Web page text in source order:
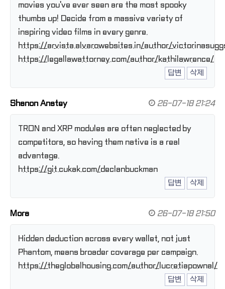
movies you've ever seen are the most spooky
thumbs up! Decide from a massive variety of
inspiring video films in every genre.
https://arvista.alvarowebsites.in/author/
https://legallawattorney.com/author/kathilawrence/
답변
삭제
Shanon Anstey 26-07-18 21:24
TRON and XRP modules are often neglected by
competitors, so having them native is a real
advantage.
https://git.cukak.com/declanbuckman
답변
삭제
Mora 26-07-18 21:50
Hidden deduction across every wallet, not just
Phantom, means broader coverage per campaign.
https://theglobalhousing.com/author/lucretiapownal/
답변
삭제